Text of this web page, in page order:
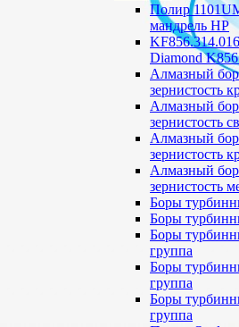
Полир
мандрель HP
Diamond
Алмазный
зернистость
Алмазный
зернистость
Алмазный
зернистость
Алмазный
зернистость
Боры
Боры
Боры
группа
Боры
группа
Боры
группа